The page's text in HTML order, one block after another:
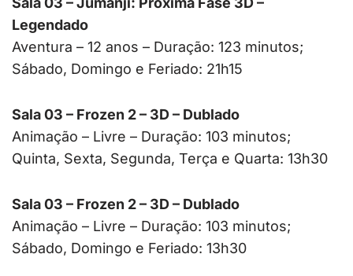
Legendado
Aventura – 12 anos – Duração: 123 minutos;
Sábado, Domingo e Feriado: 21h15
Sala 03 – Frozen 2 – 3D – Dublado
Animação – Livre – Duração: 103 minutos;
Quinta, Sexta, Segunda, Terça e Quarta: 13h30
Sala 03 – Frozen 2 – 3D – Dublado
Animação – Livre – Duração: 103 minutos;
Sábado, Domingo e Feriado: 13h30